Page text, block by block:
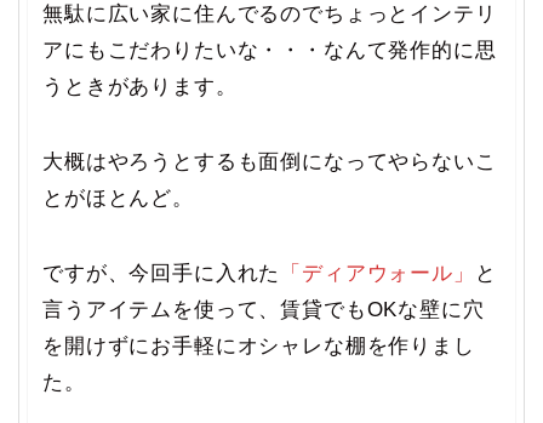
無駄に広い家に住んでるのでちょっとインテリ
アにもこだわりたいな・・・なんて発作的に思
うときがあります。
大概はやろうとするも面倒になってやらないこ
とがほとんど。
ですが、今回手に入れた 「ディアウォール」
と
言うアイテムを使って、賃貸でもOKな壁に穴
を開けずにお手軽にオシャレな棚を作りまし
た。